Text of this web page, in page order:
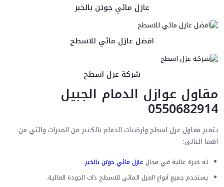
عازل مائي جوتن بالخبر
افضل عازل مائي للاسطح
شركة عزل اسطح
مقاول عوازل الدمام الجبيل
0550682914
يتميز مقاول عزل اسطح وارضيات الدمام بالكثير من الميزات والتي من
اهما التالي:
له خبرة عالية في مجال عازل مائي جوتن بالخبر.
يستخدم جميع أنواع العزل المائي للاسطح ذات الجودة العالية.